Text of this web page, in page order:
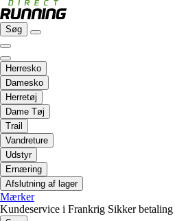
Søg
Herresko
Damesko
Herretøj
Dame Tøj
Trail
Vandreture
Udstyr
Ernæring
Afslutning af lager
Mærker
Kundeservice i Frankrig Sikker betaling